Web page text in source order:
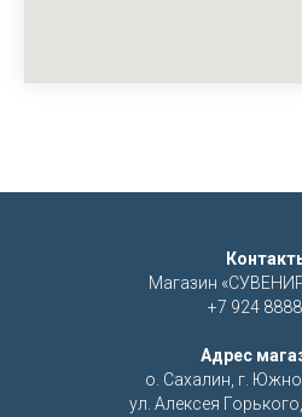
Магазин
+7 924
Адрес
о. Сахалин, г.
ул. Алексея